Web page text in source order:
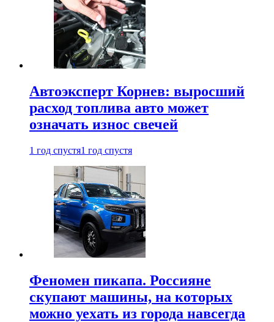
Автоэксперт Корнев: выросший
расход топлива авто может
означать износ свечей
1 год спустя1 год спустя
Феномен пикапа. Россияне
скупают машины, на которых
можно уехать из города навсегда